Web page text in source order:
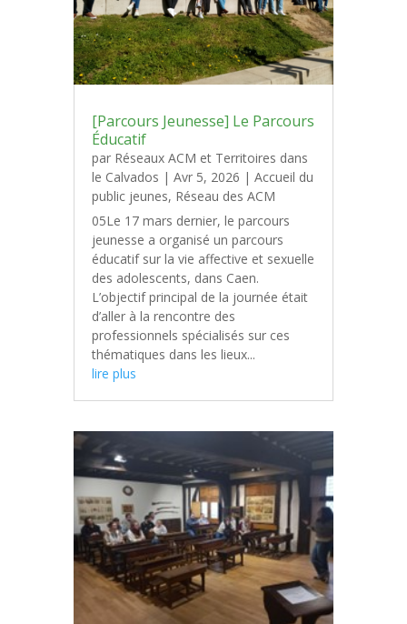
[Parcours Jeunesse] Le Parcours
Éducatif
par Réseaux ACM et Territoires dans
le Calvados | Avr 5, 2026 | Accueil du
public jeunes, Réseau des ACM
05Le 17 mars dernier, le parcours
jeunesse a organisé un parcours
éducatif sur la vie affective et sexuelle
des adolescents, dans Caen.
L’objectif principal de la journée était
d’aller à la rencontre des
professionnels spécialisés sur ces
thématiques dans les lieux...
lire plus